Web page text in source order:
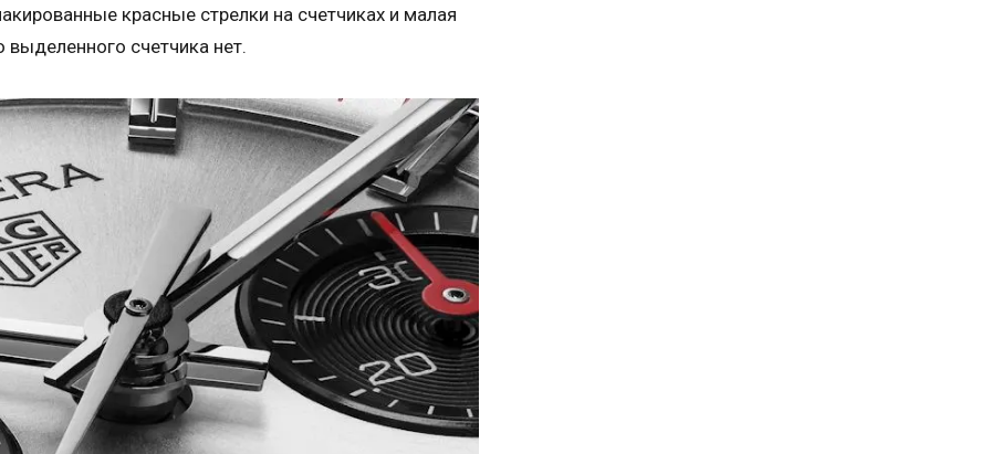
красные стрелки на счетчиках и малая
выделенного счетчика нет.